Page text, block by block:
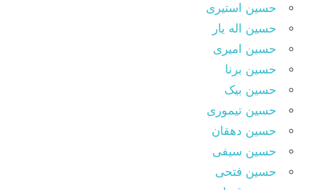
حسین استیری
حسین اله یار
حسین امیری
حسین برنا
حسین بیک
حسین تیموری
حسین دهقان
حسین سیفی
حسین فتحی